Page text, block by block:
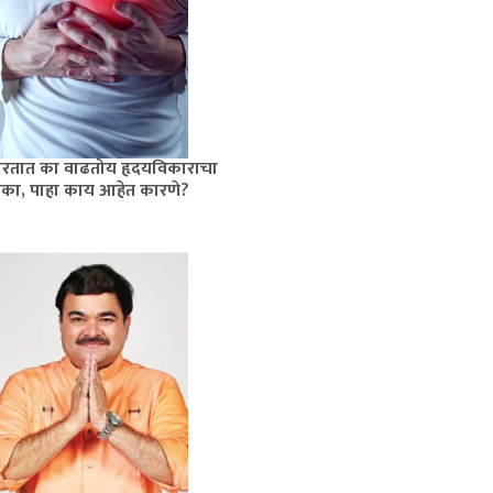
का वाढतोय हृदयविकाराचा
पाहा काय आहेत कारणे?